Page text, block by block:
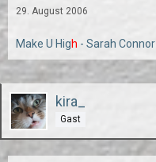
29. August 2006
Make U High - Sarah Connor
kira_
Gast